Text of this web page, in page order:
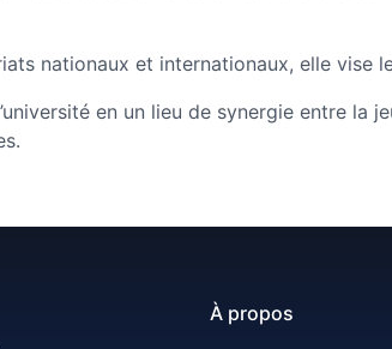
nationaux et internationaux, elle vise
en un lieu de synergie entre la
À propos